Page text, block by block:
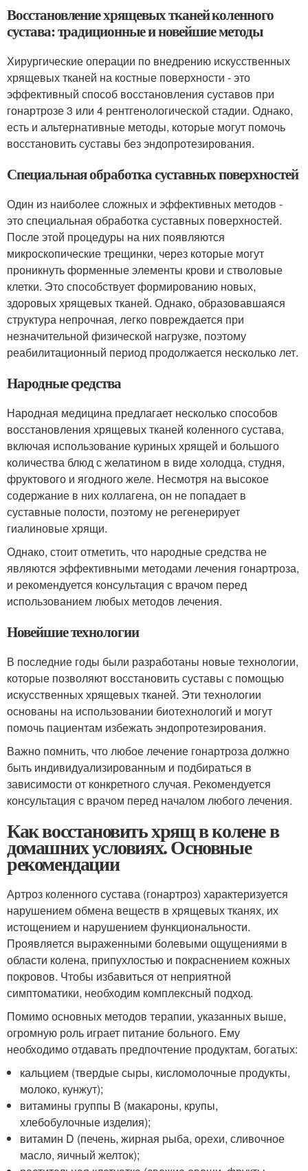
Восстановление хрящевых тканей коленного
сустава: традиционные и новейшие методы
Хирургические операции по внедрению искусственных
хрящевых тканей на костные поверхности - это
эффективный способ восстановления суставов при
гонартрозе 3 или 4 рентгенологической стадии. Однако,
есть и альтернативные методы, которые могут помочь
восстановить суставы без эндопротезирования.
Специальная обработка суставных поверхностей
Один из наиболее сложных и эффективных методов -
это специальная обработка суставных поверхностей.
После этой процедуры на них появляются
микроскопические трещинки, через которые могут
проникнуть форменные элементы крови и стволовые
клетки. Это способствует формированию новых,
здоровых хрящевых тканей. Однако, образовавшаяся
структура непрочная, легко повреждается при
незначительной физической нагрузке, поэтому
реабилитационный период продолжается несколько лет.
Народные средства
Народная медицина предлагает несколько способов
восстановления хрящевых тканей коленного сустава,
включая использование куриных хрящей и большого
количества блюд с желатином в виде холодца, студня,
фруктового и ягодного желе. Несмотря на высокое
содержание в них коллагена, он не попадает в
суставные полости, поэтому не регенерирует
гиалиновые хрящи.
Однако, стоит отметить, что народные средства не
являются эффективными методами лечения гонартроза,
и рекомендуется консультация с врачом перед
использованием любых методов лечения.
Новейшие технологии
В последние годы были разработаны новые технологии,
которые позволяют восстановить суставы с помощью
искусственных хрящевых тканей. Эти технологии
основаны на использовании биотехнологий и могут
помочь пациентам избежать эндопротезирования.
Важно помнить, что любое лечение гонартроза должно
быть индивидуализированным и подбираться в
зависимости от конкретного случая. Рекомендуется
консультация с врачом перед началом любого лечения.
Как восстановить хрящ в колене в
домашних условиях. Основные
рекомендации
Артроз коленного сустава (гонартроз) характеризуется
нарушением обмена веществ в хрящевых тканях, их
истощением и нарушением функциональности.
Проявляется выраженными болевыми ощущениями в
области колена, припухлостью и покраснением кожных
покровов. Чтобы избавиться от неприятной
симптоматики, необходим комплексный подход.
Помимо основных методов терапии, указанных выше,
огромную роль играет питание больного. Ему
необходимо отдавать предпочтение продуктам, богатых:
кальцием (твердые сыры, кисломолочные продукты,
молоко, кунжут);
витамины группы В (макароны, крупы,
хлебобулочные изделия);
витамин D (печень, жирная рыба, орехи, сливочное
масло, яичный желток);